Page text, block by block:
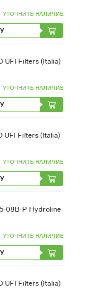
УТОЧНИТЬ НАЛИЧИЕ
UFI Filters (Italia)
УТОЧНИТЬ НАЛИЧИЕ
UFI Filters (Italia)
УТОЧНИТЬ НАЛИЧИЕ
08B-P Hydroline
УТОЧНИТЬ НАЛИЧИЕ
UFI Filters (Italia)